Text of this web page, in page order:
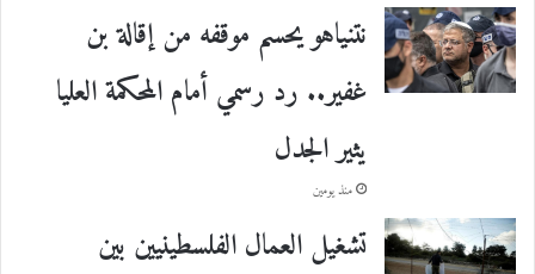
نتنياهو يحسم موقفه من إقالة بن
غفير.. رد رسمي أمام المحكمة العليا
يثير الجدل
منذ يومين
تشغيل العمال الفلسطينيين بين